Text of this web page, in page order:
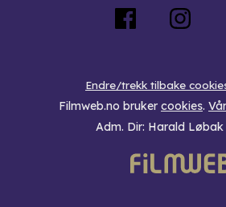
Endre/trekk tilbake
Filmweb.no bruker cookies.
Adm. Dir: Harald